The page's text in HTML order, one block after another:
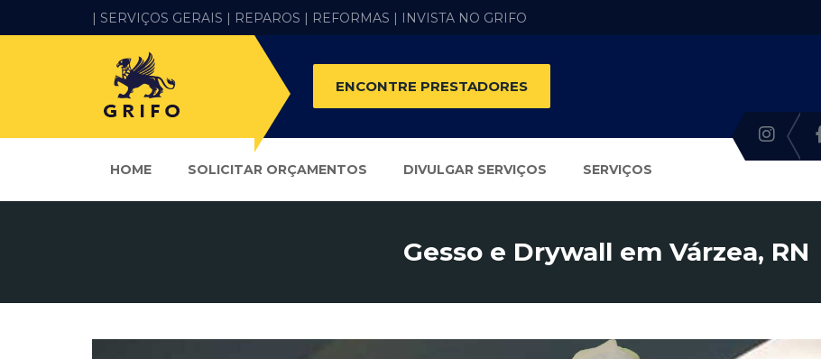
| SERVIÇOS GERAIS | REPAROS | REFORMAS | INVISTA NO GRIFO
ENCONTRE PRESTADORES
HOME SOLICITAR ORÇAMENTOS DIVULGAR SERVIÇOS SERVIÇOS
Gesso e Drywall em Várzea, RN